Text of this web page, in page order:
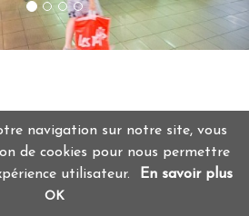
navigation sur notre site, vous
de cookies pour nous permettre
utilisateur.
En savoir plus
OK